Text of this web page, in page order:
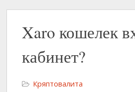
Xaro кошелек
кабинет?
Кряптовалита